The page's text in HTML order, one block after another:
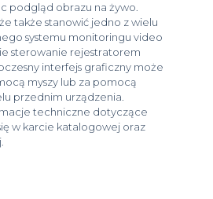
podgląd obrazu na żywo.
także stanowić jedno z wielu
systemu monitoringu video
sterowanie rejestratorem
interfejs graficzny może
myszy lub za pomocą
przednim urządzenia.
techniczne dotyczące
w karcie katalogowej oraz